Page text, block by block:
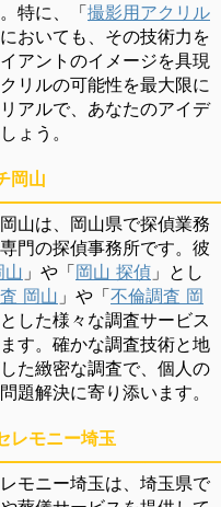
特に、「撮影用アクリル
おいても、その技術力を
アントのイメージを具現
リルの可能性を最大限に
アルで、あなたのアイデ
ょう。
岡山
山は、岡山県で探偵業務
門の探偵事務所です。彼
山 」や「岡山 探偵 」とし
岡山 」や「不倫調査 岡
した様々な調査サービス
す。確かな調査技術と地
た緻密な調査で、個人の
題解決に寄り添います。
レモニー埼玉
モニー埼玉は、埼玉県で